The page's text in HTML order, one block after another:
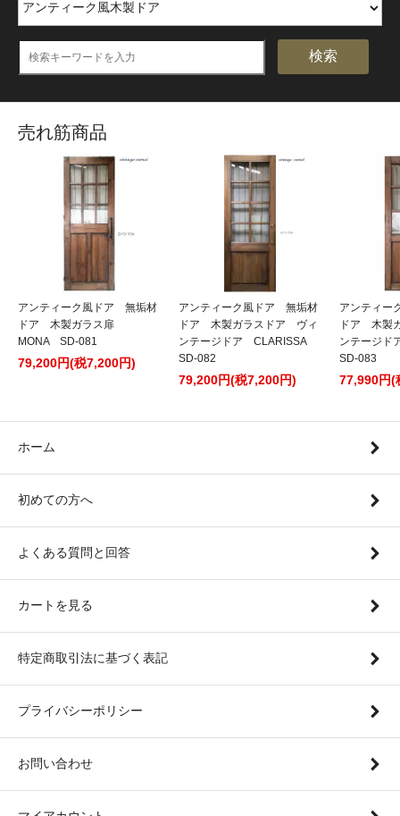
検索
売れ筋商品
アンティーク風ドア 無垢材
ドア 木製ガラス扉
MONA SD-081
79,200円(税7,200円)
アンティーク風ドア 無垢材
ドア 木製ガラスドア ヴィ
ンテージドア CLARISSA
SD-082
79,200円(税7,200円)
アンティー
ドア 木製
ンテージ
SD-083
77,990円(
ホーム
初めての方へ
よくある質問と回答
カートを見る
特定商取引法に基づく表記
プライバシーポリシー
お問い合わせ